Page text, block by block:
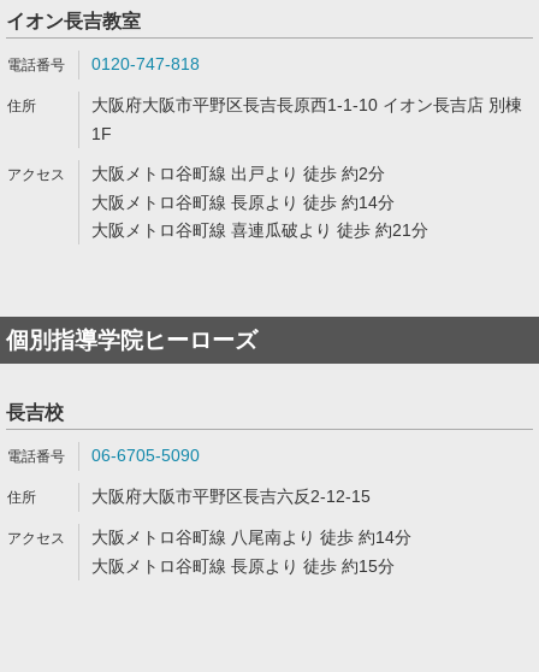
イオン長吉教室
0120-747-818
大阪府大阪市平野区長吉長原西1-1-10 イオン長吉店 別棟
1F
大阪メトロ谷町線 出戸より 徒歩 約2分
大阪メトロ谷町線 長原より 徒歩 約14分
大阪メトロ谷町線 喜連瓜破より 徒歩 約21分
個別指導学院ヒーローズ
長吉校
06-6705-5090
大阪府大阪市平野区長吉六反2-12-15
大阪メトロ谷町線 八尾南より 徒歩 約14分
大阪メトロ谷町線 長原より 徒歩 約15分